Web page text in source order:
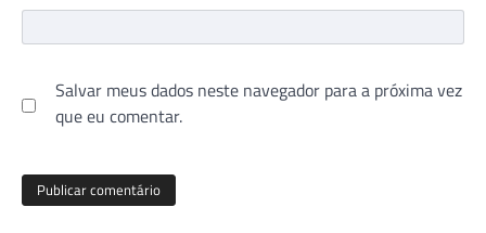
Salvar meus dados neste navegador para a próxima vez
que eu comentar.